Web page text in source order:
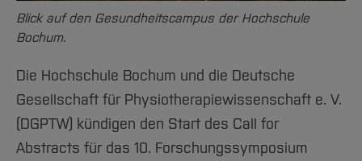
Arbeiten im FB G
Forschung und Projekte
International
Service
Studieninteressierte
Aktuelles
Studium
Fachgruppen
Forschung und Entwicklung
International
Team
Amtliche Bekanntmachungen
Notfall-Infos
Familiengerechte Hochschule
Gleichstellung
Diskriminierungsfreie Hochschule
Vertretungen
Wahlen
Hochschulbibliothek
Hochschulkommunikation
International Office
Medienzentrum
qed-Stiftung
Zentrale Studienberatung
Blick auf den Gesundheitscampus der Hochschule
Bochum.
Die Hochschule Bochum und die Deutsche
Gesellschaft für Physiotherapiewissenschaft e. V.
(DGPTW) kündigen den Start des Call for
Abstracts für das 10. Forschungssymposium